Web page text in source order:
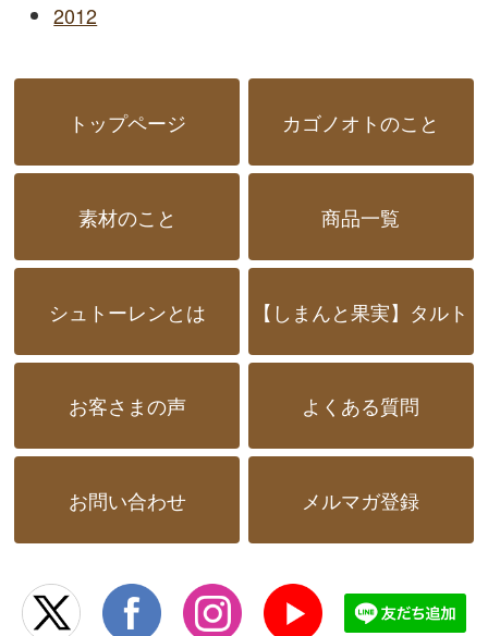
2012
トップページ カゴノオトのこと
素材のこと 商品一覧
シュトーレンとは 【しまんと果実】タルト
お客さまの声 よくある質問
お問い合わせ メルマガ登録